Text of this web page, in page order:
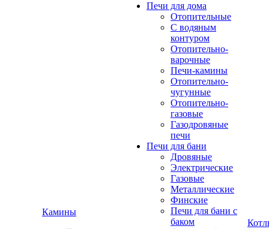
Камины
Печи для дома
Отопительные
C водяным
контуром
Отопительно-
варочные
Печи-камины
Отопительно-
чугунные
Отопительно-
газовые
Газодровяные
печи
Печи для бани
Дровяные
Электрические
Газовые
Металлические
Финские
Печи для бани с
баком